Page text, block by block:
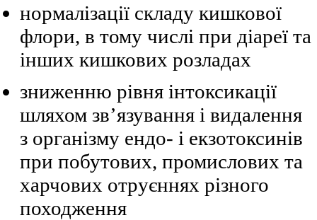
нормалізації складу кишкової
флори, в тому числі при діареї та
інших кишкових розладах
зниженню рівня інтоксикації
шляхом зв’язування і видалення
з організму ендо- і екзотоксинів
при побутових, промислових та
харчових отруєннях різного
походження